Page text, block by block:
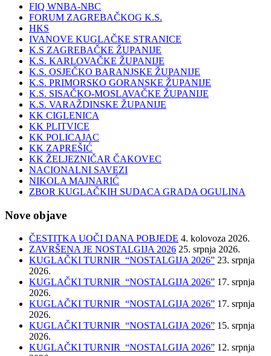
FIQ WNBA-NBC
FORUM ZAGREBAČKOG K.S.
HKS
IVANOVE KUGLAČKE STRANICE
K.S ZAGREBAČKE ŽUPANIJE
K.S. KARLOVAČKE ŽUPANIJE
K.S. OSJEČKO BARANJSKE ŽUPANIJE
K.S. PRIMORSKO GORANSKE ŽUPANIJE
K.S. SISAČKO-MOSLAVAČKE ŽUPANIJE
K.S. VARAŽDINSKE ŽUPANIJE
KK CIGLENICA
KK PLITVICE
KK POLICAJAC
KK ZAPREŠIĆ
KK ŽELJEZNIČAR ČAKOVEC
NACIONALNI SAVEZI
NIKOLA MAJNARIĆ
ZBOR KUGLAČKIH SUDACA GRADA OGULINA
Nove objave
ČESTITKA UOČI DANA POBJEDE 4. kolovoza 2026.
ZAVRŠENA JE NOSTALGIJA 2026 25. srpnja 2026.
KUGLAČKI TURNIR “NOSTALGIJA 2026” 23. srpnja
2026.
KUGLAČKI TURNIR “NOSTALGIJA 2026” 17. srpnja
2026.
KUGLAČKI TURNIR “NOSTALGIJA 2026” 17. srpnja
2026.
KUGLAČKI TURNIR “NOSTALGIJA 2026” 15. srpnja
2026.
KUGLAČKI TURNIR “NOSTALGIJA 2026” 12. srpnja